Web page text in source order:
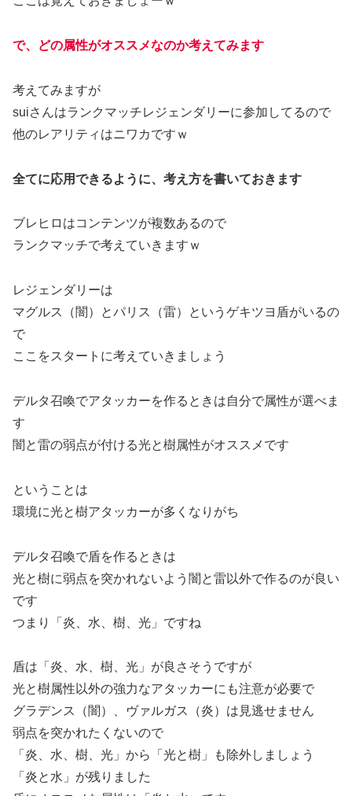
で、どの属性がオススメなのか考えてみます
考えてみますが
suiさんはランクマッチレジェンダリーに参加してるので
他のレアリティはニワカですｗ
全てに応用できるように、考え方を書いておきます
ブレヒロはコンテンツが複数あるので
ランクマッチで考えていきますｗ
レジェンダリーは
マグルス（闇）とパリス（雷）というゲキツヨ盾がいるの
で
ここをスタートに考えていきましょう
デルタ召喚でアタッカーを作るときは自分で属性が選べま
す
闇と雷の弱点が付ける光と樹属性がオススメです
ということは
環境に光と樹アタッカーが多くなりがち
デルタ召喚で盾を作るときは
光と樹に弱点を突かれないよう闇と雷以外で作るのが良い
です
つまり「炎、水、樹、光」ですね
盾は「炎、水、樹、光」が良さそうですが
光と樹属性以外の強力なアタッカーにも注意が必要で
グラデンス（闇）、ヴァルガス（炎）は見逃せません
弱点を突かれたくないので
「炎、水、樹、光」から「光と樹」も除外しましょう
「炎と水」が残りました